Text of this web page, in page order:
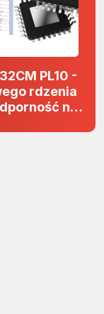
PL10 -
rdzenia
na